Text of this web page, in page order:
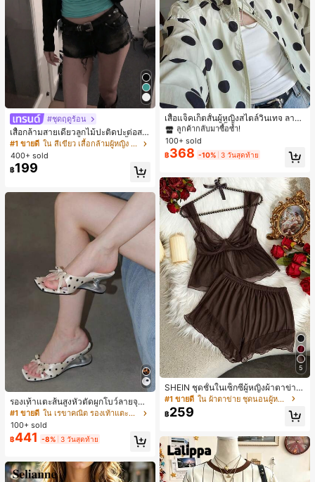
#ชุดฤดูร้อน
เสื้อกล้ามสายเดี่ยวลูกไม้ปะติดปะต่อสไ
ตล์เกาหลี, สุนทรียศาสตร์ Y2K, เสื้อผ้าส
ตรีทแวร์ลำลองฤดูร้อน
#1 ขายดี
ใน สีเขียว เสื้อกล้ามผู้หญิง & Camis
400+ sold
฿199
รองเท้าแตะส้นสูงหัวตัดผูกโบว์ลายจุดส
ายเดี่ยวส้นไม่สมมาตรสำหรับผู้หญิง, รอ
งเท้าแตะส้นสูงหนังเทียมสีขาวหรูหรา
สำหรับฤดูร้อน
#1 ขายดี
ใน เรขาคณิต รองเท้าแตะส้นสูงผู้หญิง
100+ sold
฿441 -8% 3 วันสุดท้าย
เสื้อแจ็คเก็ตสั้นผู้หญิงสไตล์วินเทจ ลายจุ
ดขนาดใหญ่ คอตั้ง เอวเข้ารูป แขนพอง
ทรงหลวม แฟชั่นอเนกประสงค์ สำหรับใ
ส่ประจำวันและไปเที่ยวพักผ่อน
#1 ขายดี
ใน กระเป๋า เสื้อคลุมลำลอง
ลูกค้ากลับมาซื้อซ้ำ!
#1 ขายดี ใน กระเป๋า เสื้อคลุมลำลอง
ลูกค้ากลับมาซื้อซ้ำ!
#1 ขายดี ใน กระเป๋า เสื้อคลุมลำลอง
ลูกค้ากลับมาซื้อซ้ำ!
#1 ขายดี ใน กระเป๋า เสื้อคลุมลำลอง
100+ sold
฿368 -10% 3 วันสุดท้าย
5
SHEIN ชุดชั้นในเซ็กซี่ผู้หญิงผ้าตาข่าย
มีโครงคัพบาง
#1 ขายดี ใน ผ้าตาข่าย ชุดนอนผู้หญิง
฿259